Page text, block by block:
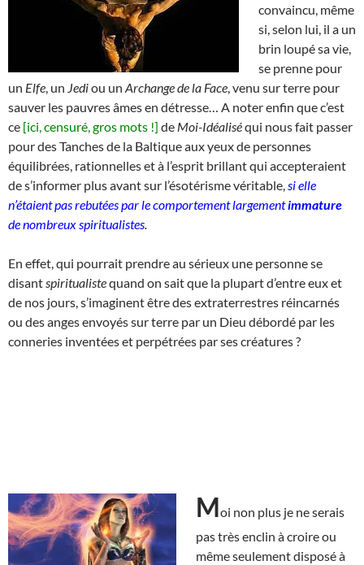
convaincu, même
si, selon lui, il a un
brin loupé sa vie,
se prenne pour
un Elfe , un Jediou un Archange de la Face , venu sur terre pour
sauver les pauvres âmes en détresse… A noter enfin que c’est
ce [ici, censuré, gros mots !] de Moi-Idéaliséqui nous fait passer
pour des Tanches de la Baltique aux yeux de personnes
équilibrées, rationnelles et à l’esprit brillant qui accepteraient
de s’informer plus avant sur l’ésotérisme véritable, si elle
n’étaient pas rebutées par le comportement largementimmature
de nombreux spiritualistes
En effet, qui pourrait prendre au sérieux une personne se
disant spiritualistequand on sait que la plupart d’entre eux et
de nos jours, s’imaginent être des extraterrestres réincarnés
ou des anges envoyés sur terre par un Dieu débordé par les
conneries inventées et perpétrées par ses créatures ?
Moi non plus je ne serais
pas très enclin à croire ou
même seulement disposé à